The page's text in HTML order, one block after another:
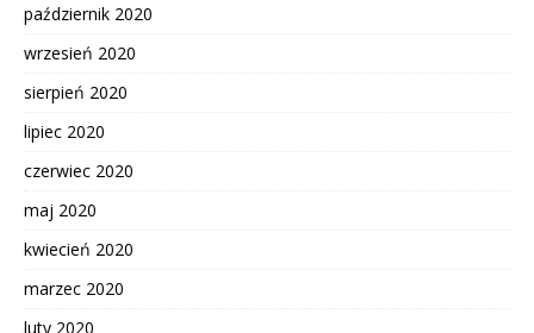
październik 2020
wrzesień 2020
sierpień 2020
lipiec 2020
czerwiec 2020
maj 2020
kwiecień 2020
marzec 2020
luty 2020